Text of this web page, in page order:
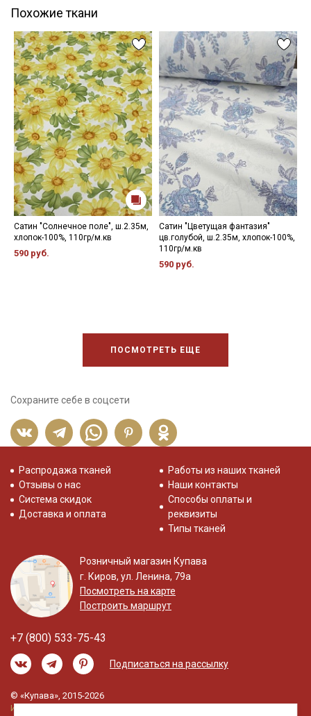
Похожие ткани
Сатин "Солнечное поле", ш.2.35м,
хлопок-100%, 110гр/м.кв
590 руб.
Сатин "Цветущая фантазия"
цв.голубой, ш.2.35м, хлопок-100%,
110гр/м.кв
590 руб.
ПОСМОТРЕТЬ ЕЩЕ
Сохраните себе в соцсети
Распродажа тканей
Отзывы о нас
Система скидок
Доставка и оплата
Работы из наших тканей
Наши контакты
Способы оплаты и
реквизиты
Типы тканей
Розничный магазин Купава
г. Киров, ул. Ленина, 79а
Посмотреть на карте
Построить маршрут
+7 (800) 533-75-43
Подписаться на рассылку
© «Купава», 2015-2026
Информация на сайте не является публичной